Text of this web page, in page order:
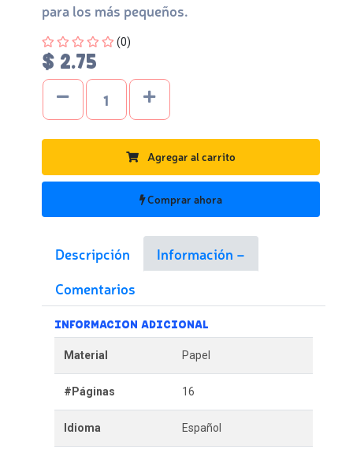
para los más pequeños.
Four out of Five Stars
(0)
$ 2.75
Agregar al carrito
Comprar ahora
Descripción
Información
Comentarios
INFORMACION ADICIONAL
Material Papel
#Páginas 16
Idioma Español